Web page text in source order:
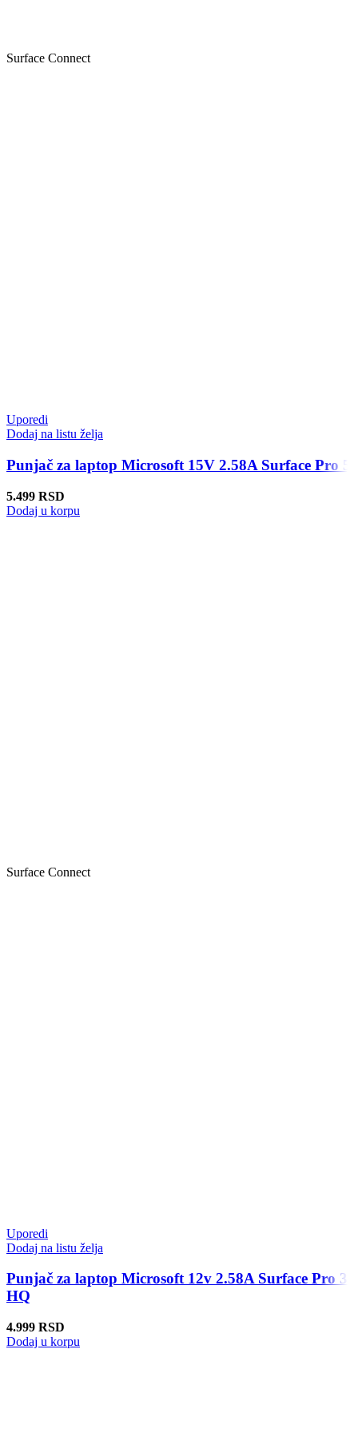
Surface Connect
Uporedi
Dodaj na listu želja
Punjač za laptop Microsoft 15V 2.58A Surface Pro 5
5.499 RSD
Dodaj u korpu
Surface Connect
Uporedi
Dodaj na listu želja
Punjač za laptop Microsoft 12v 2.58A Surface Pro 3
HQ
4.999 RSD
Dodaj u korpu